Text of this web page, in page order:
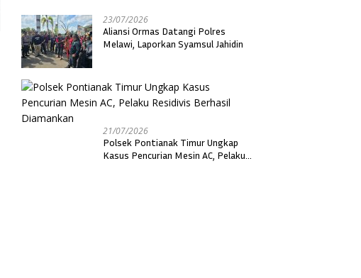
23/07/2026
Aliansi Ormas Datangi Polres
Melawi, Laporkan Syamsul Jahidin
21/07/2026
Polsek Pontianak Timur Ungkap
Kasus Pencurian Mesin AC, Pelaku